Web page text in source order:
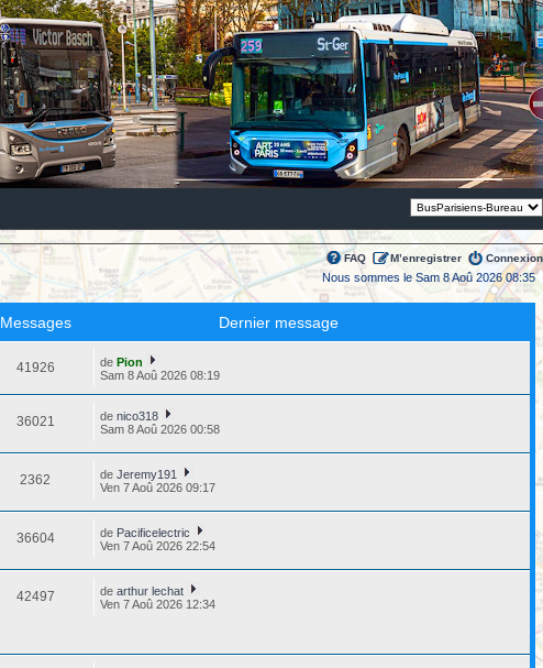
FAQ M’enregistrer Connexion
Nous sommes le Sam 8 Aoû 2026 08:35
Messages Dernier message
41926 dePion
Sam 8 Aoû 2026 08:19
36021 denico318
Sam 8 Aoû 2026 00:58
2362 deJeremy191
Ven 7 Aoû 2026 09:17
36604 de Pacificelectric
Ven 7 Aoû 2026 22:54
42497 dearthur lechat
Ven 7 Aoû 2026 12:34